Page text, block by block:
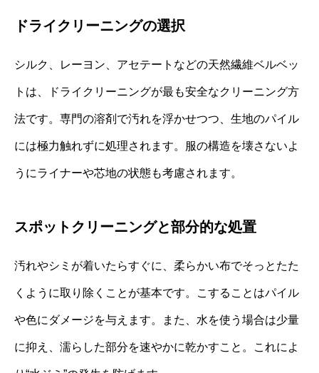
ドライクリーニングの選択
シルク、レーヨン、アセテートなどの天然繊維ベルベッ
トは、ドライクリーニングが最も安全なクリーニング方
法です。専門の溶剤で汚れを浮かせつつ、生地のパイル
には極力触れずに処理されます。服の構造を壊さないよ
うにライナーや芯地の状態も考慮されます。
スポットクリーニングと部分的な処置
汚れやシミが着いたらすぐに、柔らかい布でそっとたた
くように取り除くことが基本です。こすることはパイル
や色にダメージを与えます。また、水を使う場合は少量
に抑え、濡らした部分を速やかに乾かすこと。これによ